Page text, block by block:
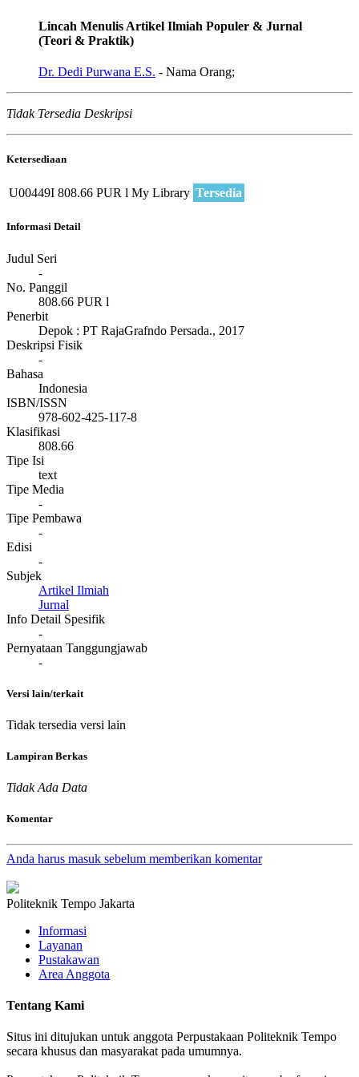
Lincah Menulis Artikel Ilmiah Populer & Jurnal
(Teori & Praktik)
Dr. Dedi Purwana E.S. - Nama Orang;
Tidak Tersedia Deskripsi
Ketersediaan
U00449I 808.66 PUR l My Library Tersedia
Informasi Detail
Judul Seri
-
No. Panggil
808.66 PUR l
Penerbit
Depok : PT RajaGrafndo Persada., 2017
Deskripsi Fisik
-
Bahasa
Indonesia
ISBN/ISSN
978-602-425-117-8
Klasifikasi
808.66
Tipe Isi
text
Tipe Media
-
Tipe Pembawa
-
Edisi
-
Subjek
Artikel Ilmiah
Jurnal
Info Detail Spesifik
-
Pernyataan Tanggungjawab
-
Versi lain/terkait
Tidak tersedia versi lain
Lampiran Berkas
Tidak Ada Data
Komentar
Anda harus masuk sebelum memberikan komentar
Politeknik Tempo Jakarta
Informasi
Layanan
Pustakawan
Area Anggota
Tentang Kami
Situs ini ditujukan untuk anggota Perpustakaan Politeknik Tempo
secara khusus dan masyarakat pada umumnya.